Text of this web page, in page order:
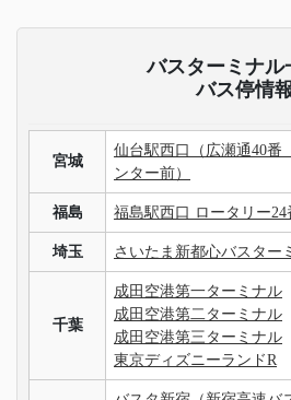
バスターミナル
バス停情
宮城
仙台駅西口（広瀬通40
ンター前）
福島 福島駅西口 ロータリー24
埼玉 さいたま新都心バスター
千葉
成田空港第一ターミナル
成田空港第二ターミナル
成田空港第三ターミナル
東京ディズニーランドR